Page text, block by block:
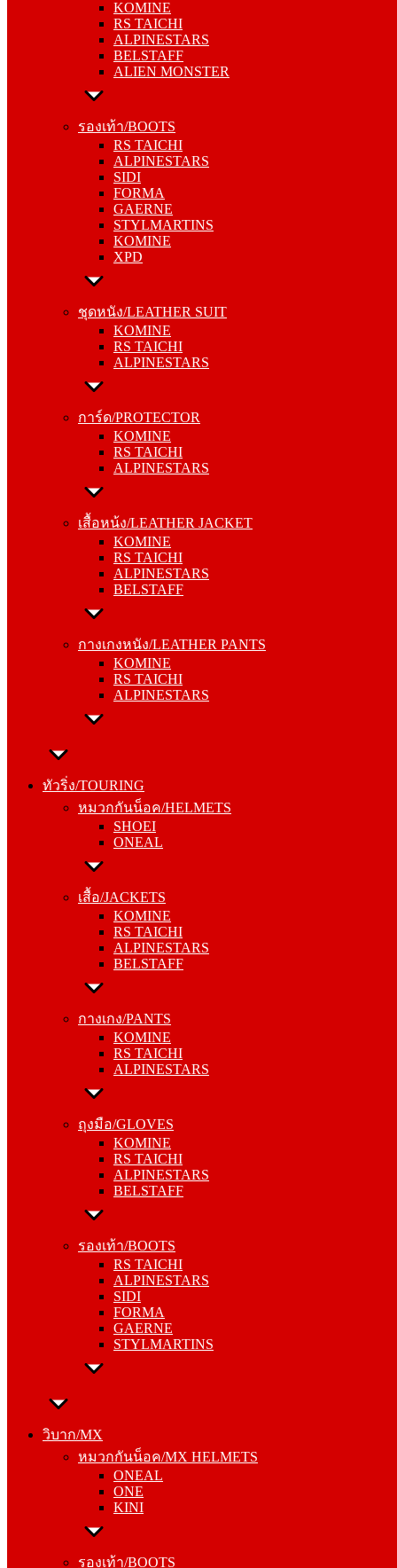
KOMINE
RS TAICHI
ALPINESTARS
BELSTAFF
ALIEN MONSTER
รองเท้า/BOOTS
RS TAICHI
ALPINESTARS
SIDI
FORMA
GAERNE
STYLMARTINS
KOMINE
XPD
ชุดหนัง/LEATHER SUIT
KOMINE
RS TAICHI
ALPINESTARS
การ์ด/PROTECTOR
KOMINE
RS TAICHI
ALPINESTARS
เสื้อหน้ง/LEATHER JACKET
KOMINE
RS TAICHI
ALPINESTARS
BELSTAFF
กางเกงหนัง/LEATHER PANTS
KOMINE
RS TAICHI
ALPINESTARS
ทัวริ่ง/TOURING
หมวกกันน็อค/HELMETS
SHOEI
ONEAL
เสื้อ/JACKETS
KOMINE
RS TAICHI
ALPINESTARS
BELSTAFF
กางเกง/PANTS
KOMINE
RS TAICHI
ALPINESTARS
ถุงมือ/GLOVES
KOMINE
RS TAICHI
ALPINESTARS
BELSTAFF
รองเท้า/BOOTS
RS TAICHI
ALPINESTARS
SIDI
FORMA
GAERNE
STYLMARTINS
วิบาก/MX
หมวกกันน็อค/MX HELMETS
ONEAL
ONE
KINI
รองเท้า/BOOTS
ALPINESTARS
BELSTAFF
ALIEN MONSTER
รองเท้า/BOOTS
ALPINESTARS
SIDI
FORMA
GAERNE
STYLMARTINS
KOMINE
XPD
ชุดหนัง/LEATHER SUIT
RS TAICHI
ALPINESTARS
การ์ด/PROTECTOR
RS TAICHI
ALPINESTARS
เสื้อหน้ง/LEATHER JACKET
RS TAICHI
ALPINESTARS
BELSTAFF
กางเกงหนัง/LEATHER PANTS
RS TAICHI
ALPINESTARS
ทัวริ่ง/TOURING
SHOEI
ONEAL
เสื้อ/JACKETS
RS TAICHI
ALPINESTARS
BELSTAFF
กางเกง/PANTS
RS TAICHI
ALPINESTARS
ถุงมือ/GLOVES
RS TAICHI
ALPINESTARS
BELSTAFF
รองเท้า/BOOTS
ALPINESTARS
SIDI
FORMA
GAERNE
STYLMARTINS
วิบาก/MX
ONE
KINI
รองเท้า/BOOTS
SIDI